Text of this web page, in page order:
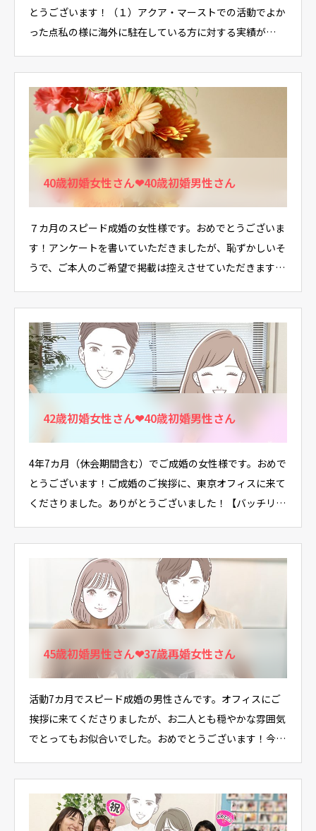
とうございます！（１）アクア・マーストでの活動でよか
った点私の様に海外に駐在している方に対する実績が…
40歳初婚女性さん❤40歳初婚男性さん
７カ月のスピード成婚の女性様です。おめでとうございま
す！アンケートを書いていただきましたが、恥ずかしいそ
うで、ご本人のご希望で掲載は控えさせていただきます。
42歳初婚女性さん❤40歳初婚男性さん
4年7カ月（休会期間含む）でご成婚の女性様です。おめで
とうございます！ご成婚のご挨拶に、東京オフィスに来て
くださりました。ありがとうございました！【バッチリ…
45歳初婚男性さん❤37歳再婚女性さん
活動7カ月でスピード成婚の男性さんです。オフィスにご
挨拶に来てくださりましたが、お二人とも穏やかな雰囲気
でとってもお似合いでした。おめでとうございます！今